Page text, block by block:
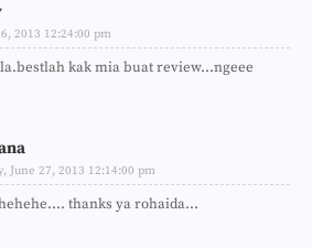
2013 12:24:00 pm
kak mia buat review...ngeee
June 27, 2013 12:14:00 pm
thanks ya rohaida...